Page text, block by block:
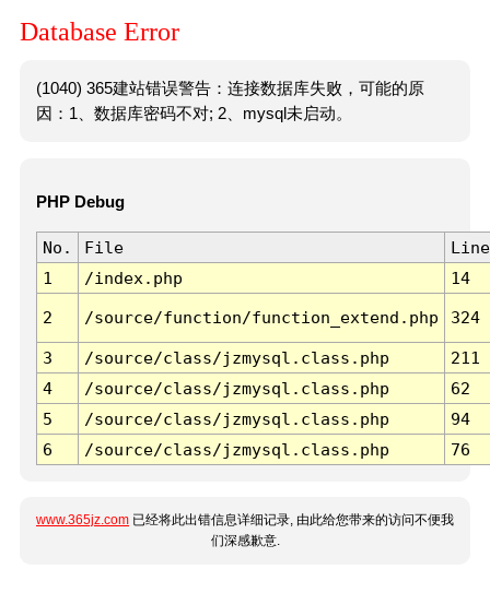
Database Error
(1040) 365建站错误警告：连接数据库失败，可能的原
因：1、数据库密码不对; 2、mysql未启动。
PHP Debug
No. File
Line
1
/index.php 14
2 /source/function/function_extend.php 324
3 /source/class/jzmysql.class.php
211
4
/source/class/jzmysql.class.php
62
5
/source/class/jzmysql.class.php
94
6
/source/class/jzmysql.class.php 76
www.365jz.com 已经将此出错信息详细记录, 由此给您带来的访问不便我
们深感歉意.